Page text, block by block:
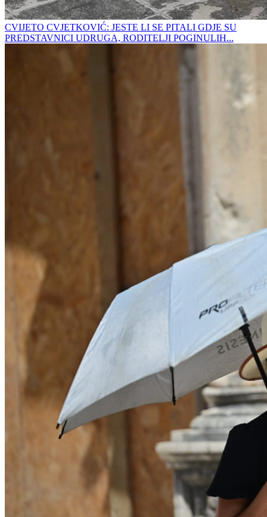
CVIJETO CVJETKOVIĆ: JESTE LI SE PITALI GDJE SU
PREDSTAVNICI UDRUGA, RODITELJI POGINULIH...